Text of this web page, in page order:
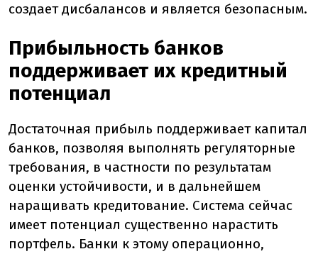
создает дисбалансов и является безопасным.
Прибыльность банков
поддерживает их кредитный
потенциал
Достаточная прибыль поддерживает капитал
банков, позволяя выполнять регуляторные
требования, в частности по результатам
оценки устойчивости, и в дальнейшем
наращивать кредитование. Система сейчас
имеет потенциал существенно нарастить
портфель. Банки к этому операционно,